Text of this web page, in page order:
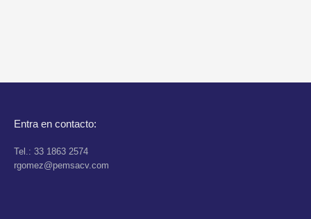
Entra en contacto:
Tel.: 33 1863 2574
rgomez@pemsacv.com